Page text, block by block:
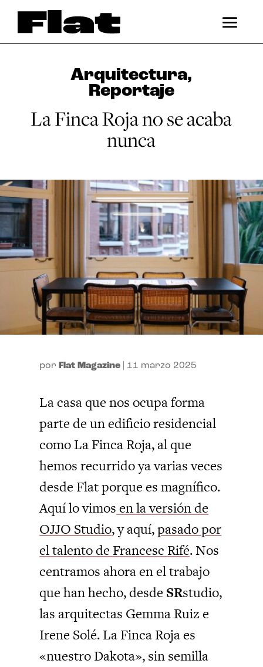
Arquitectura,
Reportaje
La Finca Roja no se acaba
nunca
por Flat Magazine 11 marzo 2025
La casa que nos ocupa forma
parte de un edificio residencial
como La Finca Roja, al que
hemos recurrido ya varias veces
desde Flat porque es magnífico.
Aquí lo vimosen la versión de
OJJO Studio, y aquí,pasado por
el talento de Francesc Rifé. Nos
centramos ahora en el trabajo
que han hecho, desde SRstudio,
las arquitectas Gemma Ruiz e
Irene Solé. La Finca Roja es
«nuestro Dakota», sin semilla